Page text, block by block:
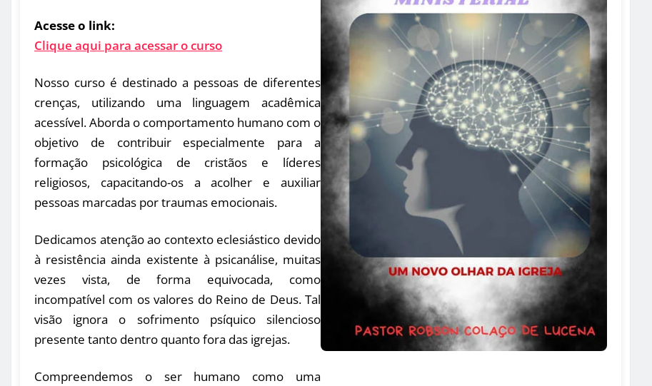
Acesse o link:
Clique aqui para acessar o curso
Nosso curso é destinado a pessoas de diferentes
crenças, utilizando uma linguagem acadêmica
acessível. Aborda o comportamento humano com o
objetivo de contribuir especialmente para a
formação psicológica de cristãos e líderes
religiosos, capacitando-os a acolher e auxiliar
pessoas marcadas por traumas emocionais.
Dedicamos atenção ao contexto eclesiástico devido
à resistência ainda existente à psicanálise, muitas
vezes vista, de forma equivocada, como
incompatível com os valores do Reino de Deus. Tal
visão ignora o sofrimento psíquico silencioso
presente tanto dentro quanto fora das igrejas.
Compreendemos o ser humano como uma